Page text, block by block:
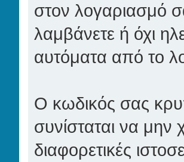
στον λογαριασμό
λαμβάνετε ή όχι
αυτόματα από το
Ο κωδικός σας
συνίσταται να μην
διαφορετικές